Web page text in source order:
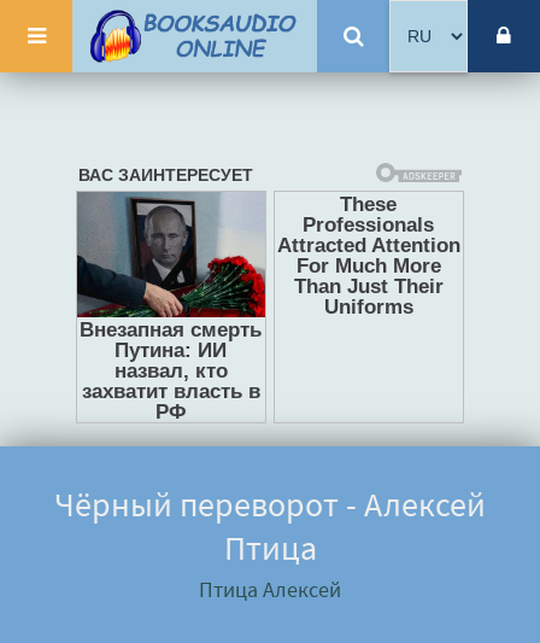
Чёрный переворот - Алексей
Птица
Птица Алексей